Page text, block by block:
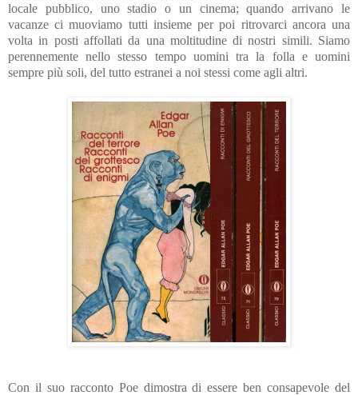
locale pubblico, uno stadio o un cinema; quando arrivano le
vacanze ci muoviamo tutti insieme per poi ritrovarci ancora una
volta in posti affollati da una moltitudine di nostri simili. Siamo
perennemente nello stesso tempo uomini tra la folla e uomini
sempre più soli, del tutto estranei a noi stessi come agli altri.
Con il suo racconto Poe dimostra di essere ben consapevole del